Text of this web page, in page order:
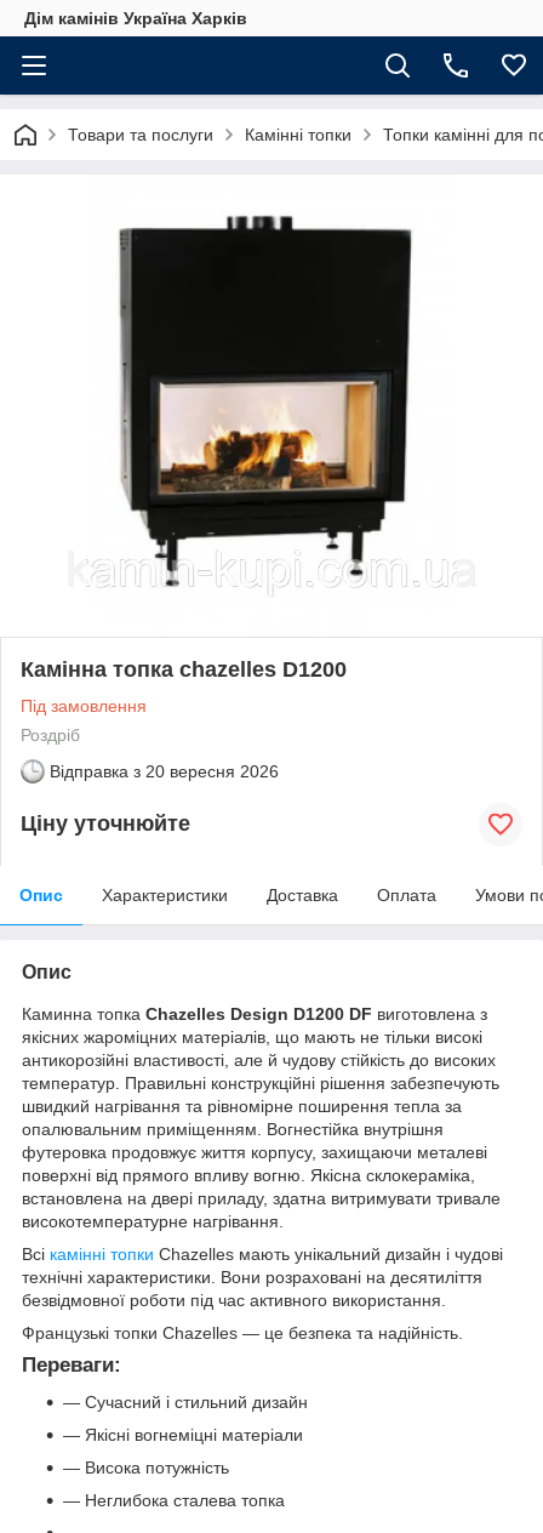
Дім камінів Україна Харків
Товари та послуги Камінні топки Топки камінні для
Камінна топка chazelles D1200
Під замовлення
Роздріб
Відправка з 20 вересня 2026
Ціну уточнюйте
Опис Характеристики Доставка Оплата Умови
Опис
Каминна топка Chazelles Design D1200 DF виготовлена з
якісних жароміцних матеріалів, що мають не тільки високі
антикорозійні властивості, але й чудову стійкість до високих
температур. Правильні конструкційні рішення забезпечують
швидкий нагрівання та рівномірне поширення тепла за
опалювальним приміщенням. Вогнестійка внутрішня
футеровка продовжує життя корпусу, захищаючи металеві
поверхні від прямого впливу вогню. Якісна склокераміка,
встановлена на двері приладу, здатна витримувати тривале
високотемпературне нагрівання.
Всі камінні топки Chazelles мають унікальний дизайн і чудові
технічні характеристики. Вони розраховані на десятиліття
безвідмовної роботи під час активного використання.
Французькі топки Chazelles — це безпека та надійність.
Переваги:
— Сучасний і стильний дизайн
— Якісні вогнеміцні матеріали
— Висока потужність
— Неглибока сталева топка